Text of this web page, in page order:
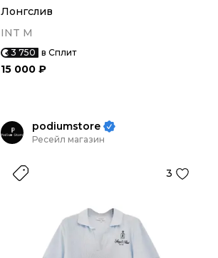
Лонгслив
INT M
3 750 в Сплит
15 000 ₽
podiumstore
Ресейл магазин
3